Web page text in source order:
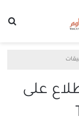
على